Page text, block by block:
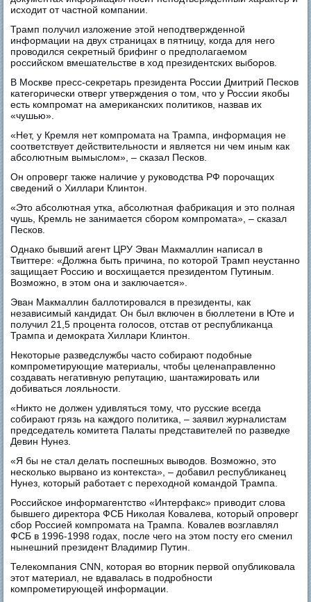
исходит от частной компании.
Трамп получил изложение этой неподтвержденной
информации на двух страницах в пятницу, когда для него
проводился секретный брифинг о предполагаемом
российском вмешательстве в ход президентских выборов.
В Москве пресс-секретарь президента России Дмитрий Песков
категорически отверг утверждения о том, что у России якобы
есть компромат на американских политиков, назвав их
«чушью».
«Нет, у Кремля нет компромата на Трампа, информация не
соответствует действительности и является ни чем иным как
абсолютным вымыслом», – сказал Песков.
Он опроверг также наличие у руководства РФ порочащих
сведений о Хиллари Клинтон.
«Это абсолютная утка, абсолютная фабрикация и это полная
чушь, Кремль не занимается сбором компромата», – сказал
Песков.
Однако бывший агент ЦРУ Эван Макмаллин написал в
Твиттере: «Должна быть причина, по которой Трамп неустанно
защищает Россию и восхищается президентом Путиным.
Возможно, в этом она и заключается».
Эван Макмаллин баллотировался в президенты, как
независимый кандидат. Он был включен в бюллетени в Юте и
получил 21,5 процента голосов, отстав от республиканца
Трампа и демократа Хиллари Клинтон.
Некоторые разведслужбы часто собирают подобные
компрометирующие материалы, чтобы целенаправленно
создавать негативную репутацию, шантажировать или
добиваться лояльности.
«Никто не должен удивляться тому, что русские всегда
собирают грязь на каждого политика, – заявил журналистам
председатель комитета Палаты представителей по разведке
Девин Нунез.
«Я бы не стал делать поспешных выводов. Возможно, это
несколько вырвано из контекста», – добавил республиканец
Нунез, который работает с переходной командой Трампа.
Российское информагентство «Интерфакс» приводит слова
бывшего директора ФСБ Николая Ковалева, который опроверг
сбор Россией компромата на Трампа. Ковалев возглавлял
ФСБ в 1996-1998 годах, после чего на этом посту его сменил
нынешний президент Владимир Путин.
Телекомпания CNN, которая во вторник первой опубликовала
этот материал, не вдавалась в подробности
компрометирующей информации.